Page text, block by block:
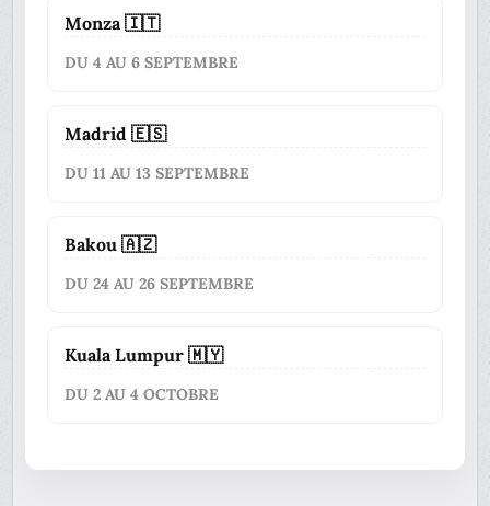
Monza 🇮🇹
DU 4 AU 6 SEPTEMBRE
Madrid 🇪🇸
DU 11 AU 13 SEPTEMBRE
Bakou 🇦🇿
DU 24 AU 26 SEPTEMBRE
Kuala Lumpur 🇲🇾
DU 2 AU 4 OCTOBRE